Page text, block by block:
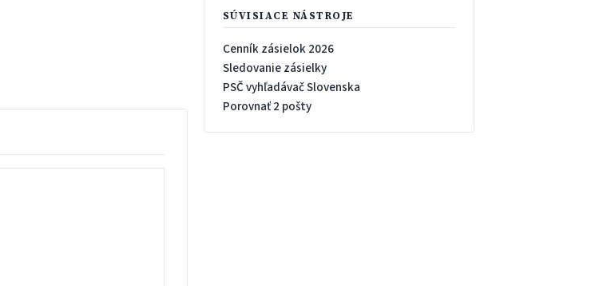
SÚVISIACE NÁSTROJE
Cenník zásielok 2026
Sledovanie zásielky
PSČ vyhľadávač Slovenska
Porovnať 2 pošty